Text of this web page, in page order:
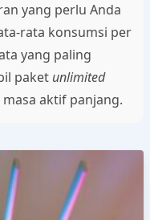
yang perlu Anda
rata konsumsi per
yang paling
paket unlimited
aktif panjang.